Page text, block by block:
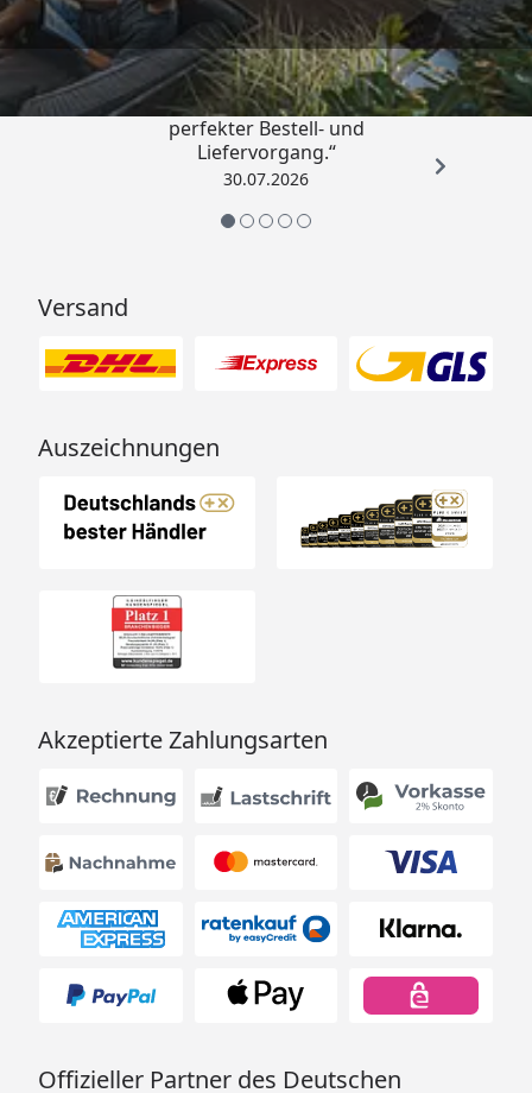
4,76/ 5
„Qualitativ sehr gute Ware und ein
perfekter Bestell- und
Liefervorgang.“
30.07.2026
Versand
Auszeichnungen
Akzeptierte Zahlungsarten
Offizieller Partner des Deutschen